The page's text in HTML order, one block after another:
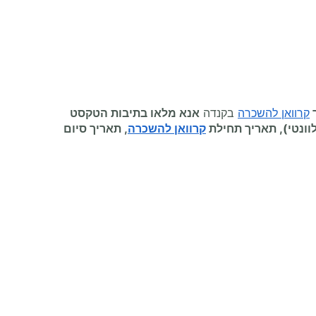
קרוואן להשכרה בקנדה אנא מלאו בתיבות הטקסט
תאריך תחילת קרוואן להשכרה, תאריך סיום